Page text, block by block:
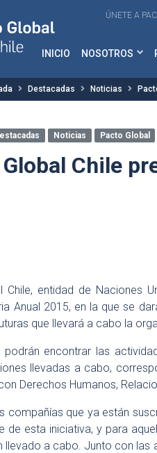
ÚNETE A
INICIO NOSOTROS
Destacadas Noticias
Noticias Pacto Global
Chile
Chile, entidad de Naciones
Anual 2015, en la que se
que llevará a cabo la
encontrar las
llevadas a cabo,
Derechos Humanos,
compañías que ya están
de esta iniciativa, y para
llevado a cabo. Junto con